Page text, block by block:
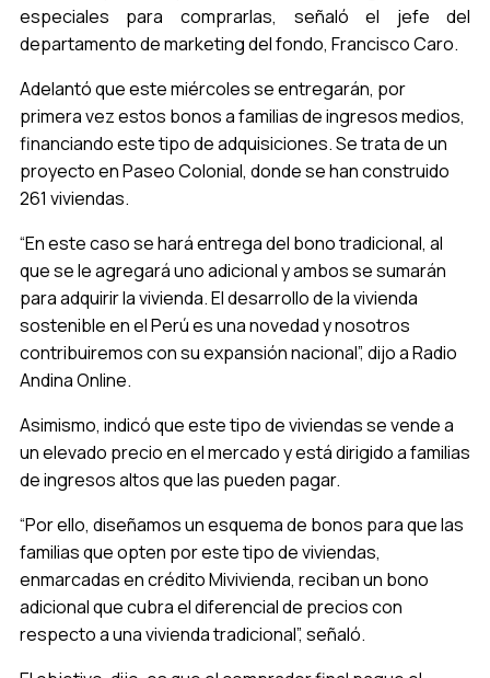
especiales para comprarlas, señaló el jefe del
departamento de marketing del fondo, Francisco Caro.
Adelantó que este miércoles se entregarán, por
primera vez estos bonos a familias de ingresos medios,
financiando este tipo de adquisiciones. Se trata de un
proyecto en Paseo Colonial, donde se han construido
261 viviendas.
“En este caso se hará entrega del bono tradicional, al
que se le agregará uno adicional y ambos se sumarán
para adquirir la vivienda. El desarrollo de la vivienda
sostenible en el Perú es una novedad y nosotros
contribuiremos con su expansión nacional”, dijo a Radio
Andina Online.
Asimismo, indicó que este tipo de viviendas se vende a
un elevado precio en el mercado y está dirigido a familias
de ingresos altos que las pueden pagar.
“Por ello, diseñamos un esquema de bonos para que las
familias que opten por este tipo de viviendas,
enmarcadas en crédito Mivivienda, reciban un bono
adicional que cubra el diferencial de precios con
respecto a una vivienda tradicional”, señaló.